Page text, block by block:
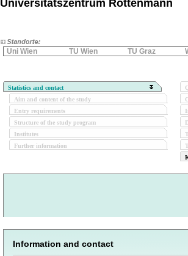
Universitätszentrum Rottenmann
Uni Wien TU Wien TU Graz
Statistics and contact
Aim and content of the study
Entry requirements
Structure of the study program
Institutes
Further information
Information and contact